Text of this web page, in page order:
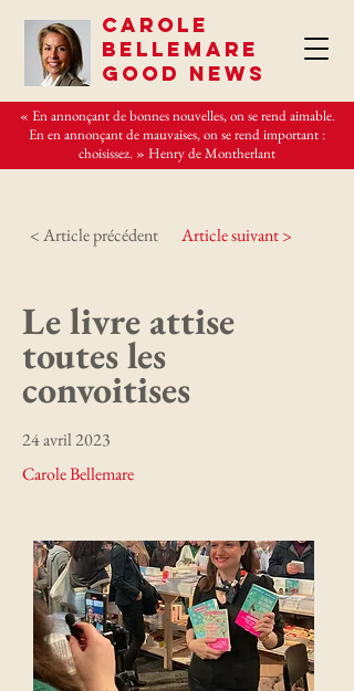
CAROLE
BELLEMARE
GOOD NEWS
« En annonçant de bonnes nouvelles, on se rend aimable.
En en annonçant de mauvaises, on se rend important :
choisissez. » Henry de Montherlant
Article suivant >
< Article précédent
Le livre attise
toutes les
convoitises
24 avril 2023
Carole Bellemare